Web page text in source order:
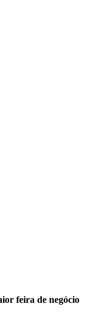
feira de negócio